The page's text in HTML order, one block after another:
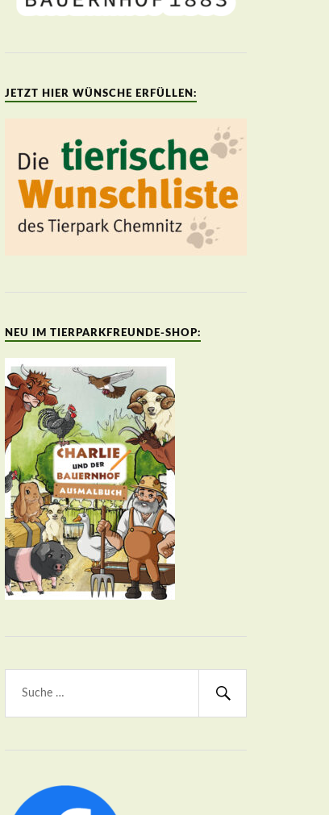
JETZT HIER WÜNSCHE ERFÜLLEN:
NEU IM TIERPARKFREUNDE-SHOP: